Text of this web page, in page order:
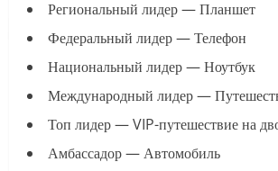
Региональный лидер — Планшет
Федеральный лидер — Телефон
Национальный лидер — Ноутбук
Международный лидер —
Топ лидер — VIP-путешествие на
Амбассадор — Автомобиль